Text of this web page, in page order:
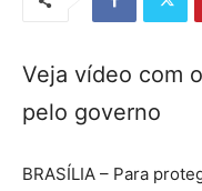
Veja vídeo com
pelo governo
BRASÍLIA – Para